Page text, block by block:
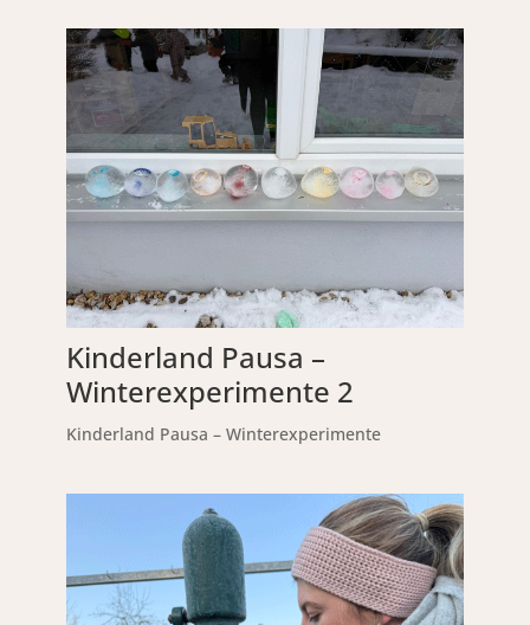
Kinderland Pausa –
Winterexperimente 2
Kinderland Pausa – Winterexperimente